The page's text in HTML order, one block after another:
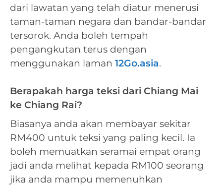
dari lawatan yang telah diatur menerusi
taman-taman negara dan bandar-bandar
tersorok. Anda boleh tempah
pengangkutan terus dengan
menggunakan laman 12Go.asia.
Berapakah harga teksi dari Chiang Mai
ke Chiang Rai?
Biasanya anda akan membayar sekitar
RM400 untuk teksi yang paling kecil. Ia
boleh memuatkan seramai empat orang
jadi anda melihat kepada RM100 seorang
jika anda mampu memenuhkan